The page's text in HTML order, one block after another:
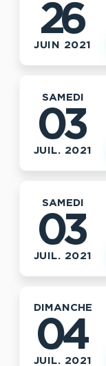
26
JUIN 2021
SAMEDI
03
JUIL. 2021
SAMEDI
03
JUIL. 2021
DIMANCHE
04
JUIL. 2021